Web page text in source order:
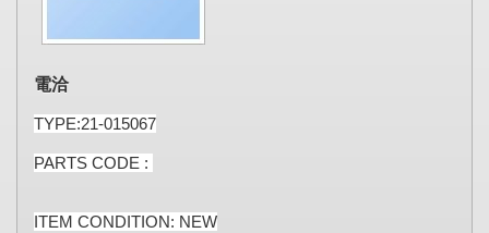
電洽
TYPE:21-015067
PARTS CODE :
ITEM CONDITION: NEW